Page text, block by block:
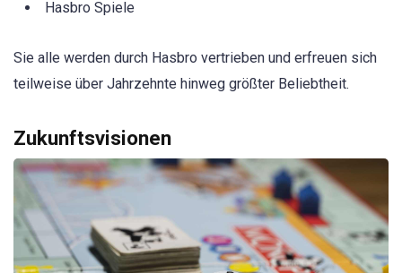
Hasbro Spiele
Sie alle werden durch Hasbro vertrieben und erfreuen sich
teilweise über Jahrzehnte hinweg größter Beliebtheit.
Zukunftsvisionen